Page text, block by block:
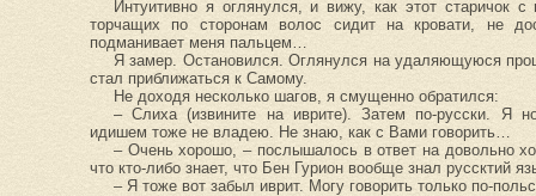
Интуитивно я оглянулся, и вижу, как этот старичок с
торчащих по сторонам волос сидит на кровати, не
подманивает меня пальцем…
Я замер. Остановился. Оглянулся на удаляющуюся
стал приближаться к Самому.
Не доходя несколько шагов, я смущенно обратился:
– Слиха (извините на иврите). Затем по-русски. Я
идишем тоже не владею. Не знаю, как с Вами говорить…
– Очень хорошо, – послышалось в ответ на довольно
что кто-либо знает, что Бен Гурион вообще знал руссктий
– Я тоже вот забыл иврит. Могу говорить только по-